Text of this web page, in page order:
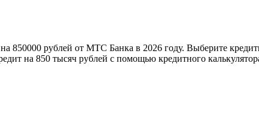
850000 рублей от МТС Банка в 2026 году. Выберите
на 850 тысяч рублей с помощью кредитного